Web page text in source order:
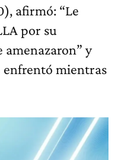
afirmó: “Le
por su
y
enfrentó mientras